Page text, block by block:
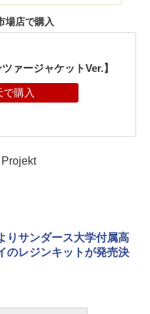
場店で購入
ァージャケットVer.】
りサンダース大学付属高
のレジンキットが発売決